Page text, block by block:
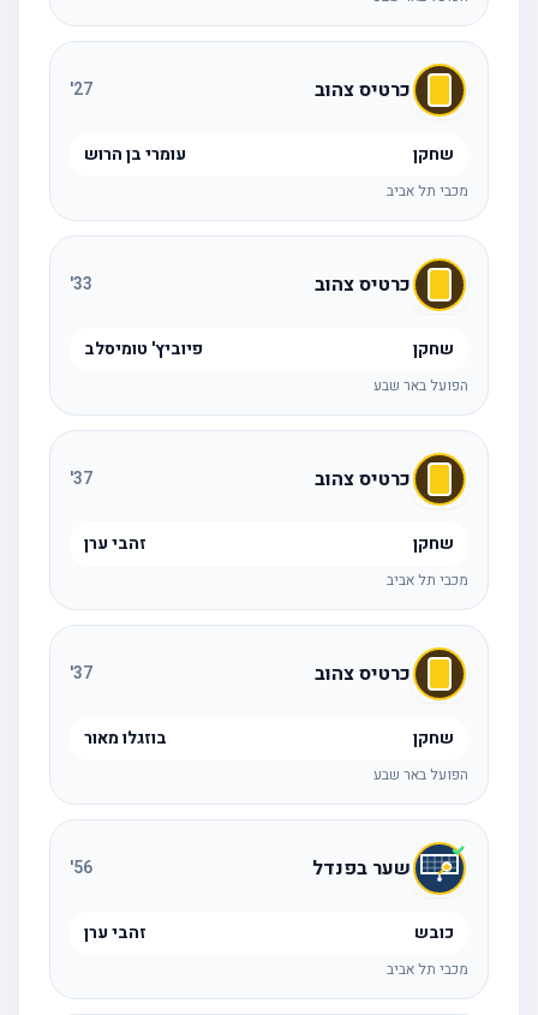
כרטיס צהוב 27
'
שחקן עומרי בן הרוש
מכבי תל אביב
כרטיס צהוב 33
'
שחקן פיוביץ' טומיסלב
הפועל באר שבע
כרטיס צהוב 37
'
שחקן זהבי ערן
מכבי תל אביב
כרטיס צהוב 37
'
שחקן בוזגלו מאור
הפועל באר שבע
שער בפנדל 56
'
כובש זהבי ערן
מכבי תל אביב